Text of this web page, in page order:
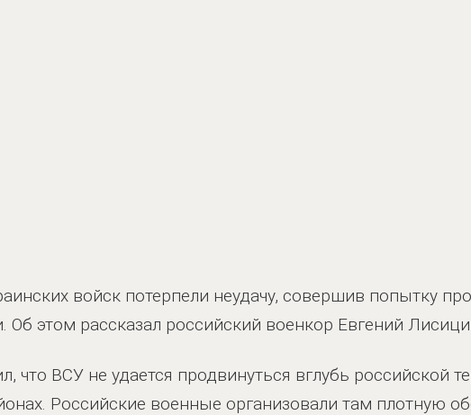
войск потерпели неудачу, совершив попытку
Об этом рассказал российский военкор Евгений
что ВСУ не удается продвинуться вглубь российской
Российские военные организовали там плотную